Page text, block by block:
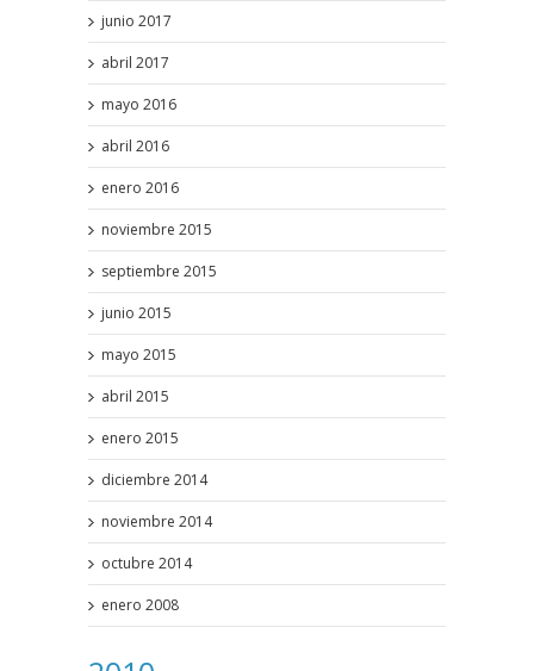
junio 2017
abril 2017
mayo 2016
abril 2016
enero 2016
noviembre 2015
septiembre 2015
junio 2015
mayo 2015
abril 2015
enero 2015
diciembre 2014
noviembre 2014
octubre 2014
enero 2008